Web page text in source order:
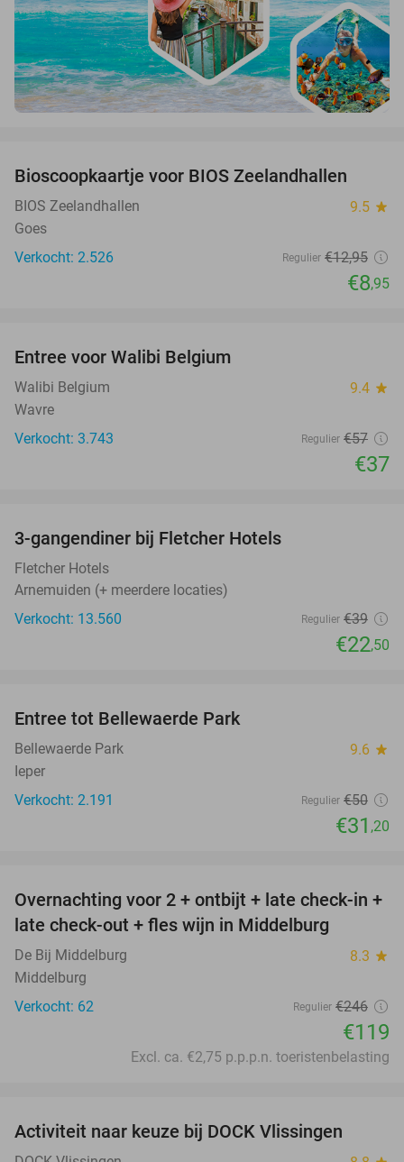
Bioscoopkaartje voor BIOS Zeelandhallen
BIOS Zeelandhallen 9.5 star
Goes
Verkocht: 2.526
Regulier €12,95
€8,95
Entree voor Walibi Belgium
Walibi Belgium 9.4 star
Wavre
Verkocht: 3.743
Regulier €57
€37
3-gangendiner bij Fletcher Hotels
Fletcher Hotels
Arnemuiden (+ meerdere locaties)
Verkocht: 13.560
Regulier €39
€22,50
Entree tot Bellewaerde Park
Bellewaerde Park 9.6 star
Ieper
Verkocht: 2.191
Regulier €50
€31 ,20
52%
Overnachting voor 2 + ontbijt + late check-in +
late check-out + fles wijn in Middelburg
De Bij Middelburg 8.3 star
Middelburg
Verkocht: 62
Regulier €246
€119
Excl. ca. €2,75 p.p.p.n. toeristenbelasting
Activiteit naar keuze bij DOCK Vlissingen